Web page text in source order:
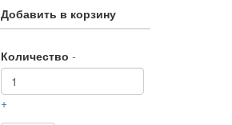
Добавить в корзину
Количество -
+